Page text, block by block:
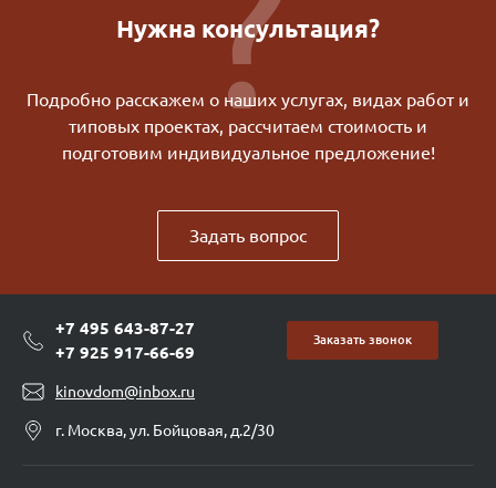
Нужна консультация?
Подробно расскажем о наших услугах, видах работ и
типовых проектах, рассчитаем стоимость и
подготовим индивидуальное предложение!
Задать вопрос
+7 495 643-87-27
+7 925 917-66-69
Заказать звонок
kinovdom@inbox.ru
г. Москва, ул. Бойцовая, д.2/30